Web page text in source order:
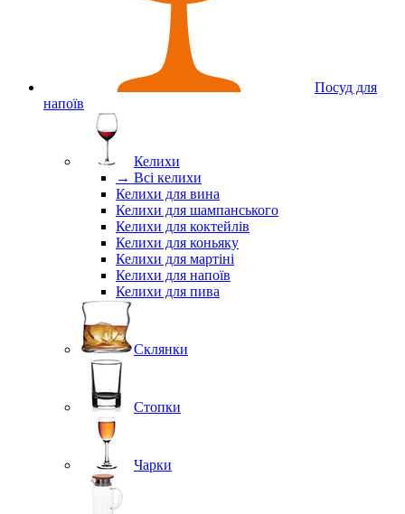
Посуд для
напоїв
Келихи
→ Всі келихи
Келихи для вина
Келихи для шампанського
Келихи для коктейлів
Келихи для коньяку
Келихи для мартіні
Келихи для напоїв
Келихи для пива
Склянки
Стопки
Чарки